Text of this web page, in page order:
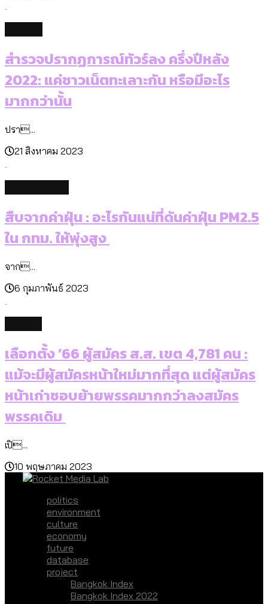
สำรวจปรากฏการณ์ทัวร์ลง ครึ่งปีหลัง
2022: แค่ชาวเน็ตทะเลาะกัน หรือมีอะไร
มากกว่านั้น
ปรา...
21 สิงหาคม 2023
สืบจากค่าฝุ่น : อะไรกันแน่ที่ดันค่าฝุ่น PM2.5
ใน กทม. ให้พุ่งสูง
จาก...
6 กุมภาพันธ์ 2023
เลือกตั้ง ’66 ผู้สมัคร ส.ส. เขต 4,781 คน :
แม้จะมีผู้สมัครหน้าใหม่มากที่สุด แต่ผู้สมัคร
หน้าเก่าชอบย้ายพรรคมากกว่าลงสมัคร
พรรคเดิม
เปิ...
10 พฤษภาคม 2023
politics
environment
culture
economy
future
database
project
Bangkok Index
Bangkok Index 2022